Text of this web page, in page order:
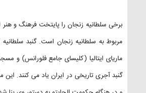
برخی سلطانیه زنجان را پایتخت فرهنگ و هنر
مربوط به سلطانیه زنجان است. گنبد
ماریای ایتالیا (کلیسای جامع فلورانس) و
گنبد آجری تاریخی در ایران یاد می کنند.